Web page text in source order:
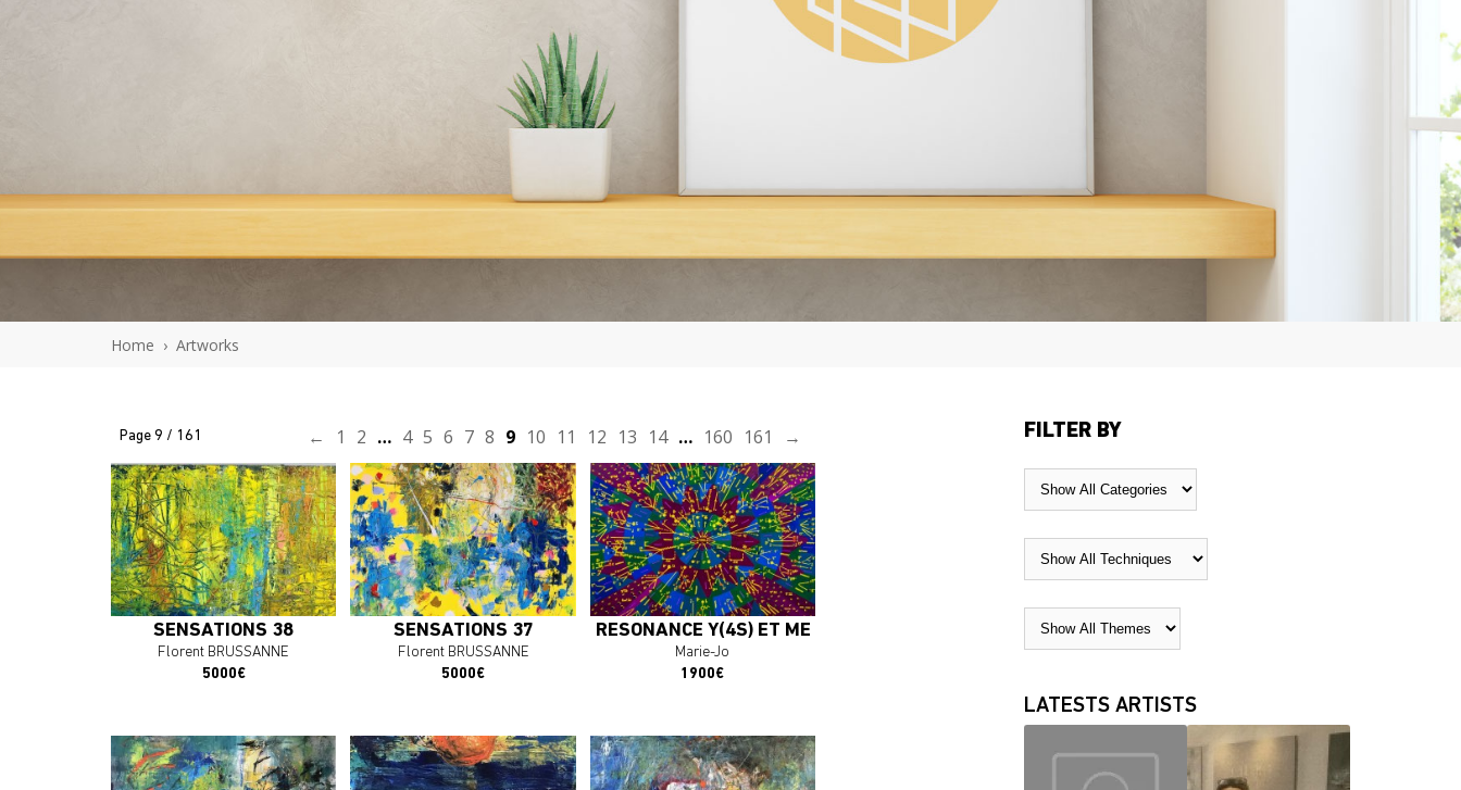
Home › Artworks
Page 9 / 161 ← 1 2 … 4 5 6 7 8 9 10 11 12 13 14 … 160 161 →
SENSATIONS 38
Florent BRUSSANNE
5000€
En savoir plus
SENSATIONS 37
Florent BRUSSANNE
5000€
En savoir plus
RÉSONANCE Y(4S) ET MÉSONS B
Marie-Jo
1900€
En savoir plus
En savoir plus
J'ACHÈTE L'OEUVRE
En savoir plus
J'ACHÈTE L'OEUVRE
En savoir plus
J'ACHÈTE L'OEUVRE
FILTER BY
LATESTS ARTISTS